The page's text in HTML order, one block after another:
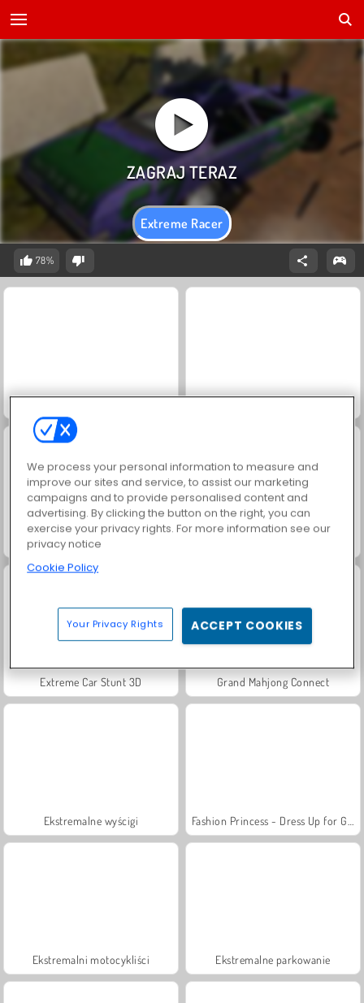
Extreme Racer
78%
Heroes of Myths
Extreme Car Stunt 3D Grand Mahjong Connect
Ekstremalne wyścigi
Ekstremalni motocykliści Ekstremalne parkowanie
We process your personal information to measure and
improve our sites and service, to assist our marketing
campaigns and to provide personalised content and
advertising. By clicking the button on the right, you can
exercise your privacy rights. For more information see our
privacy notice
Cookie Policy
Your Privacy Rights ACCEPT COOKIES